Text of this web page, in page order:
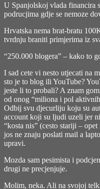
U Spanjolskoj vlada financira
podrucjima gdje se nemoze
Hrvatska nema brat-bratu
tvrdnju braniti primjerima iz
“250.000 blogera” – kako to
I sad cete vi nesto utjecati na
sto je to blog ili YouTube?
jeste li to probali? A znam
od onog “miliona i pol
Odbij svu djecurliju koju su
account koji su ljudi uzeli jer
“kosta nis” (cesto stariji –
jos ne znaju poslati mail a
upravi.
Mozda sam pesimista i
drugi ne precjenjuje.
Molim, neka. Ali na svojoj